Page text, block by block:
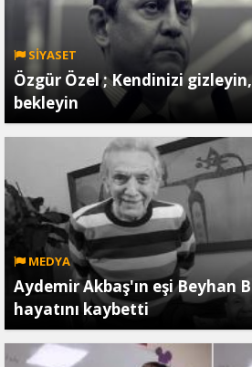
SİYASET
Özgür Özel ; Kendinizi
bekleyin
MEDYA
Aydemir Akbaş'ın eşi Beyhan
hayatını kaybetti